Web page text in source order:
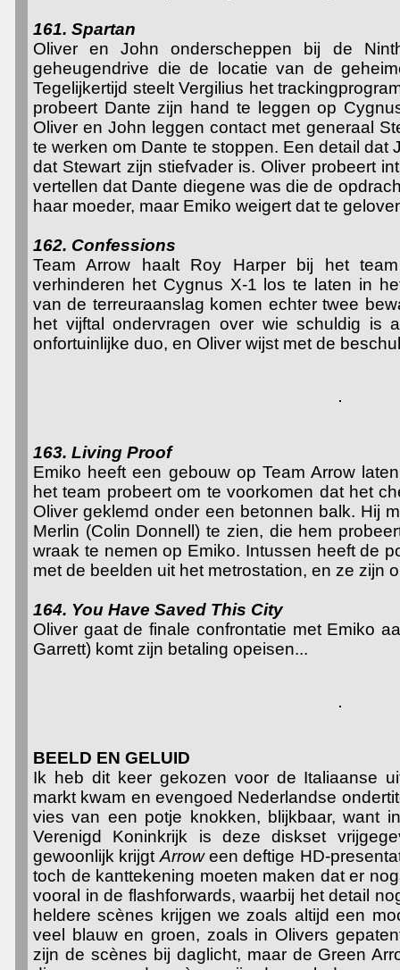
161. Spartan
Oliver en John onderscheppen bij de
geheugendrive die de locatie van de
Tegelijkertijd steelt Vergilius het
probeert Dante zijn hand te leggen op
Oliver en John leggen contact met generaal
te werken om Dante te stoppen. Een detail dat
dat Stewart zijn stiefvader is. Oliver probeert
vertellen dat Dante diegene was die de
haar moeder, maar Emiko weigert dat te
162. Confessions
Team Arrow haalt Roy Harper bij het
verhinderen het Cygnus X-1 los te laten in
van de terreuraanslag komen echter twee
het vijftal ondervragen over wie schuldig is
onfortuinlijke duo, en Oliver wijst met de
163. Living Proof
Emiko heeft een gebouw op Team Arrow
het team probeert om te voorkomen dat het
Oliver geklemd onder een betonnen balk. Hij
Merlin (Colin Donnell) te zien, die hem
wraak te nemen op Emiko. Intussen heeft de
met de beelden uit het metrostation, en ze zijn
164. You Have Saved This City
Oliver gaat de finale confrontatie met Emiko
Garrett) komt zijn betaling opeisen...
BEELD EN GELUID
Ik heb dit keer gekozen voor de Italiaanse
markt kwam en evengoed Nederlandse
vies van een potje knokken, blijkbaar, want
Verenigd Koninkrijk is deze diskset
gewoonlijk krijgt Arroween deftige HD-
toch de kanttekening moeten maken dat er
vooral in de flashforwards, waarbij het detail
heldere scènes krijgen we zoals altijd een
veel blauw en groen, zoals in Olivers
zijn de scènes bij daglicht, maar de Green